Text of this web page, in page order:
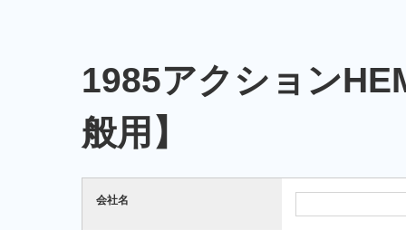
1985アクション
般用】
会社名